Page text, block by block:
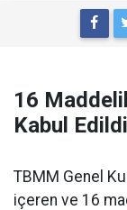
16
Kabul Edildi
TBMM Genel
içeren ve 16